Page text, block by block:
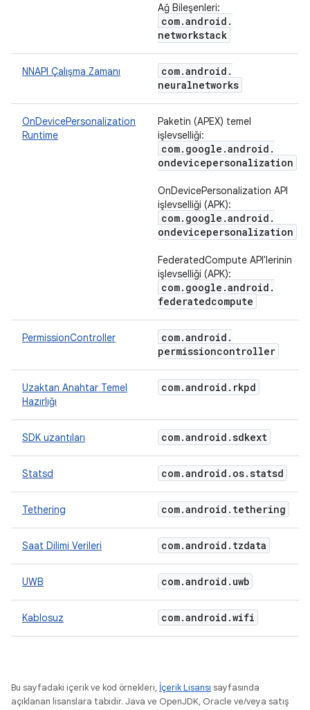
Ağ Bileşenleri:
com.android .
networkstack
NNAPI Çalışma Zamanı com.android .
neuralnetworks
OnDevicePersonalization
Runtime
Paketin (APEX) temel
işlevselliği:
com. google .android .
ondevicepersonalization
OnDevicePersonalization API
işlevselliği (APK):
com. google .android .
ondevicepersonalization
FederatedCompute API'lerinin
işlevselliği (APK):
com. google .android .
federatedcompute
PermissionController com.android .
permissioncontroller
Uzaktan Anahtar Temel
Hazırlığı
com.android . rkpd
SDK uzantıları com.android .sdkext
Statsd com.android . os.statsd
Tethering com.android . tethering
Saat Dilimi Verileri com.android . tzdata
UWB com.android . uwb
Kablosuz com.android .wifi
Bu sayfadaki içerik ve kod örnekleri, İçerik Lisansı sayfasında
açıklanan lisanslara tabidir. Java ve OpenJDK, Oracle ve/veya satış